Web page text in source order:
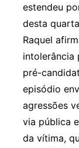
estendeu
desta
Raquel
intolerância
pré-
episódio
agressões
via pública
da vítima,